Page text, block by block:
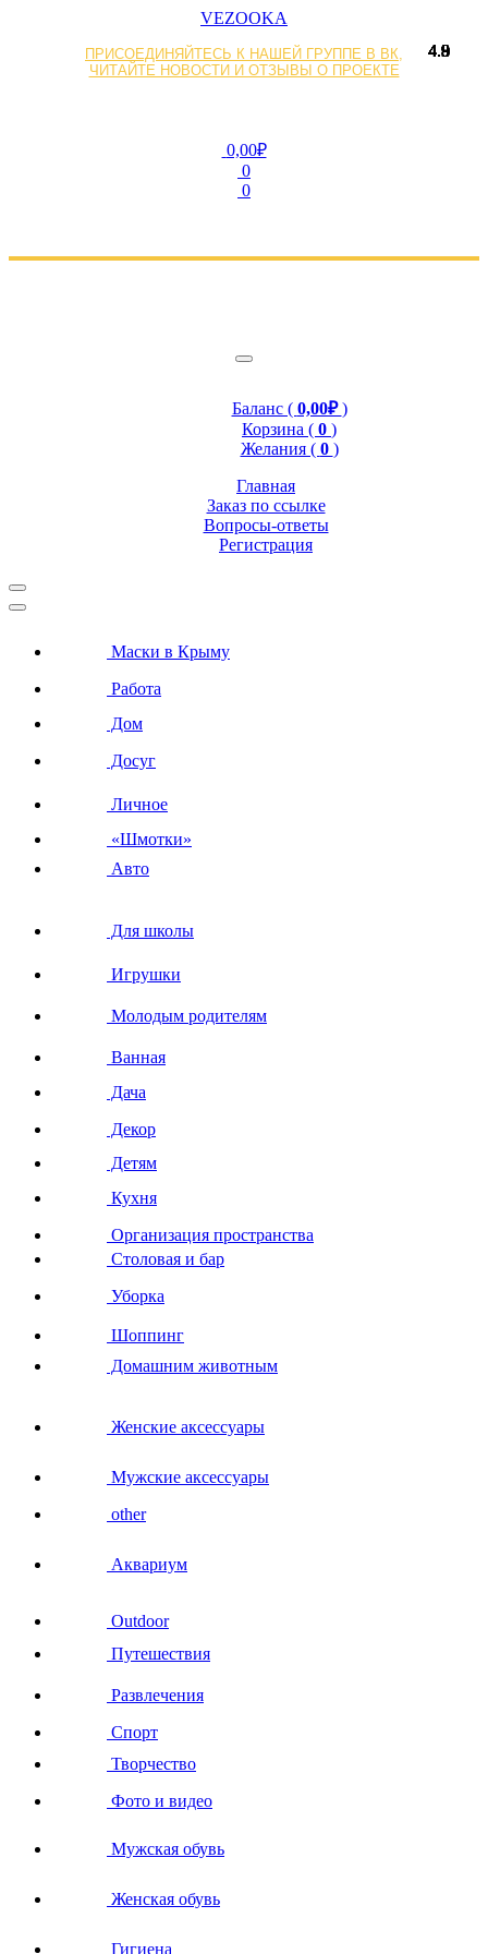
VEZOOKA
ПРИСОЕДИНЯЙТЕСЬ К НАШЕЙ ГРУППЕ В ВК,
ЧИТАЙТЕ НОВОСТИ И ОТЗЫВЫ О ПРОЕКТЕ
0,00₽
0
0
Баланс ( 0,00₽)
Корзина ( 0 )
Желания ( 0 )
Главная
Заказ по ссылке
Вопросы-ответы
Регистрация
Маски в Крыму
Работа
Дом
Досуг
Личное
«Шмотки»
Авто
Для школы
Игрушки
Молодым родителям
Ванная
Дача
Декор
Детям
Кухня
Организация пространства
Столовая и бар
Уборка
Шоппинг
Домашним животным
Женские аксессуары
Мужские аксессуары
other
Аквариум
Outdoor
Путешествия
Развлечения
Спорт
Творчество
Фото и видео
Мужская обувь
Женская обувь
Гигиена
4.9
4.9
4.9
4.8
4.8
4.8
4.9
4.8
4.9
4.9
4.8
4.9
4.9
4.9
4.9
4.8